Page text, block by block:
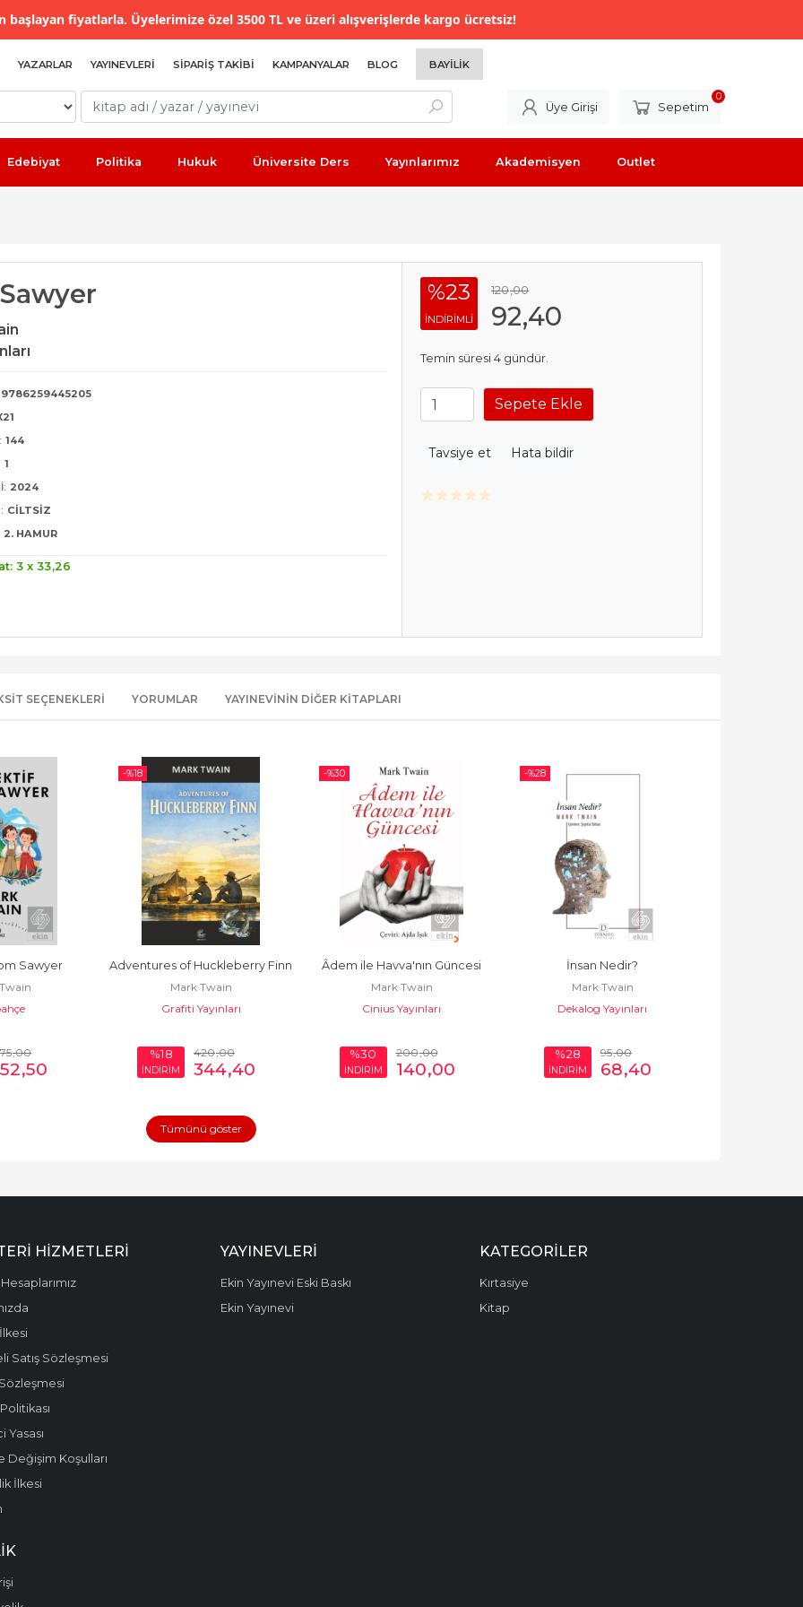
başlayan fiyatlarla. Üyelerimize özel 3500 TL ve üzeri alışverişlerde kargo ücretsiz!
YAZARLAR YAYINEVLERI SIPARIŞ TAKIBI KAMPANYALAR BLOG BAYILIK
Üye Girişi Sepetim
0
Edebiyat Politika Hukuk Üniversite Ders Yayınlarımız Akademisyen Outlet
9786259445205
144
1
2024
CILTSIZ
2. HAMUR
3 x33,26
%23
INDIRIMLI
120,00
92,40
Temin süresi 4 gündür.
Sepete Ekle
Tavsiye et Hata bildir
SEÇENEKLERI YORUMLAR YAYINEVININ DIĞER KITAPLARI
Sawyer
75,00
52,50
-%18
Adventures of Huckleberry Finn
Mark Twain
Grafiti Yayınları
%18
İNDİRİM
420,00
344,40
-%30
Âdem ile Havva'nın Güncesi
Mark Twain
Cinius Yayınları
%30
İNDİRİM
200,00
140,00
-%28
İnsan Nedir?
Mark Twain
Dekalog Yayınları
%28
İNDİRİM
95,00
68,40
Tümünü göster
HIZMETLERI
Satış Sözleşmesi
Yasası
Değişim Koşulları
İlkesi
YAYINEVLERI
Ekin Yayınevi Eski Baskı
Ekin Yayınevi
KATEGORILER
Kırtasiye
Kitap